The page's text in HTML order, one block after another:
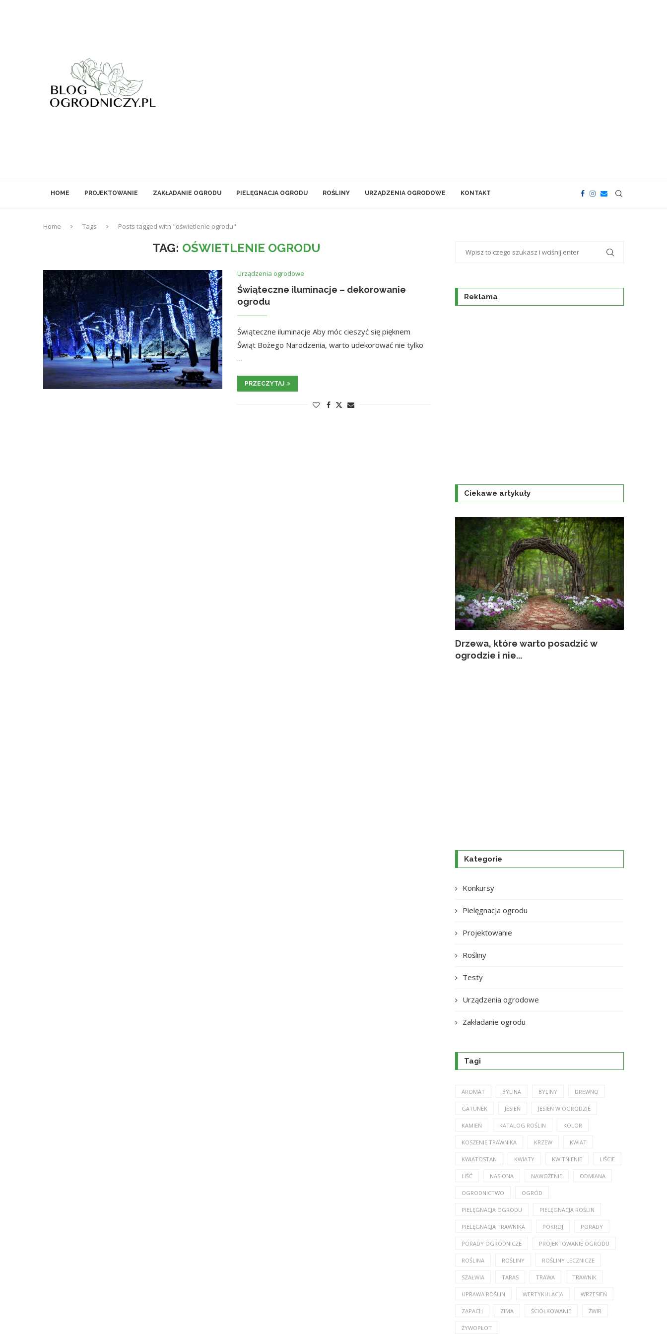
HOME PROJEKTOWANIE ZAKŁADANIE OGRODU PIELĘGNACJA OGRODU ROŚLINY URZĄDZENIA OGRODOWE KONTAKT
Home Tags Posts tagged with "oświetlenie ogrodu"
TAG: OŚWIETLENIE OGRODU
Urządzenia ogrodowe
Świąteczne iluminacje – dekorowanie
ogrodu
Świąteczne iluminacje Aby móc cieszyć się pięknem
Świąt Bożego Narodzenia, warto udekorować nie tylko
…
PRZECZYTAJ
Reklama
Ciekawe artykuły
Drzewa, które warto posadzić w
ogrodzie i nie...
Kategorie
Konkursy
Pielęgnacja ogrodu
Projektowanie
Rośliny
Testy
Urządzenia ogrodowe
Zakładanie ogrodu
Tagi
AROMAT BYLINA BYLINY DREWNO
GATUNEK JESIEŃ JESIEŃ W OGRODZIE
KAMIEŃ KATALOG ROŚLIN KOLOR
KOSZENIE TRAWNIKA KRZEW KWIAT
KWIATOSTAN KWIATY KWITNIENIE LIŚCIE
LIŚĆ NASIONA NAWOŻENIE ODMIANA
OGRODNICTWO OGRÓD
PIELĘGNACJA OGRODU PIELĘGNACJA ROŚLIN
PIELĘGNACJA TRAWNIKA POKRÓJ PORADY
PORADY OGRODNICZE PROJEKTOWANIE OGRODU
ROŚLINA ROŚLINY ROŚLINY LECZNICZE
SZAŁWIA TARAS TRAWA TRAWNIK
UPRAWA ROŚLIN WERTYKULACJA WRZESIEŃ
ZAPACH ZIMA ŚCIÓŁKOWANIE ŻWIR
ŻYWOPŁOT